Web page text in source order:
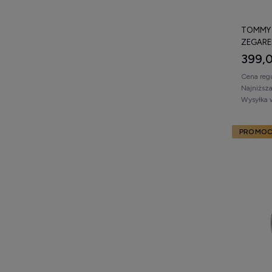
TOMMY
Cena
Wysyłka